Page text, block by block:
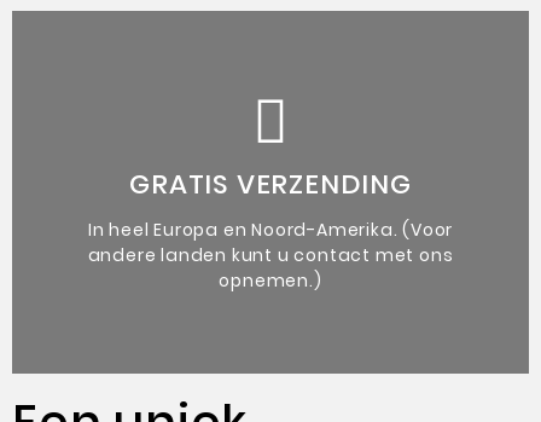
GRATIS VERZENDING
In heel Europa en Noord-Amerika. (Voor
andere landen kunt u contact met ons
opnemen.)
Unieke originele kunstwerken
vergezeld van een authenticiteitsbewijs van